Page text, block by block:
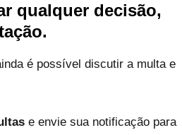
qualquer decisão,
é possível discutir a multa e
e envie sua notificação para